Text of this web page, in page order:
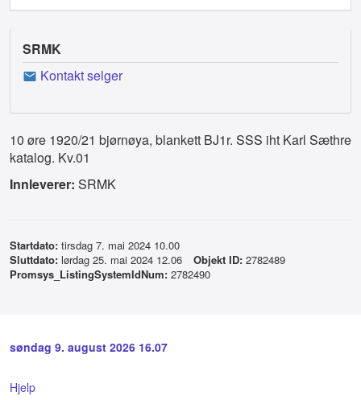
SRMK
Kontakt selger
10 øre 1920/21 bjørnøya, blankett BJ1r. SSS iht Karl Sæthre
katalog. Kv.01
Innleverer: SRMK
Startdato: tirsdag 7. mai 2024 10.00
Sluttdato: lørdag 25. mai 2024 12.06 Objekt ID: 2782489
Promsys_ListingSystemIdNum: 2782490
søndag 9. august 2026 16.07
Hjelp